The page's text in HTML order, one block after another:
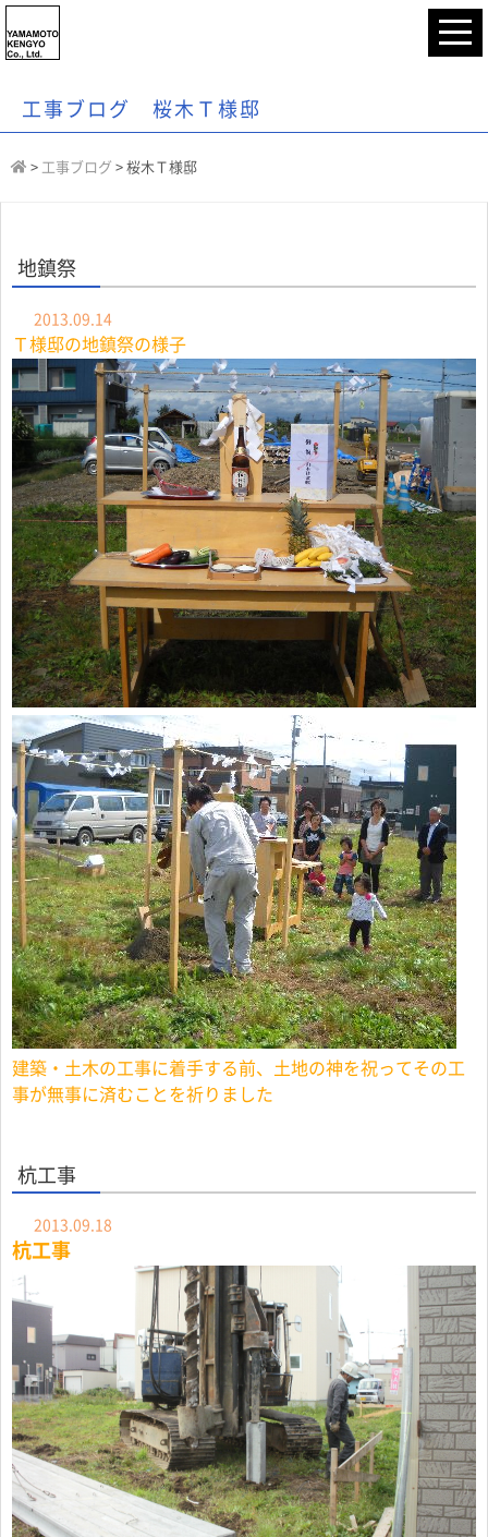
工事ブログ 桜木Ｔ様邸
> 工事ブログ > 桜木Ｔ様邸
地鎮祭
2013.09.14
Ｔ様邸の地鎮祭の様子
建築・土木の工事に着手する前、土地の神を祝ってその工
事が無事に済むことを祈りました
杭工事
2013.09.18
杭工事